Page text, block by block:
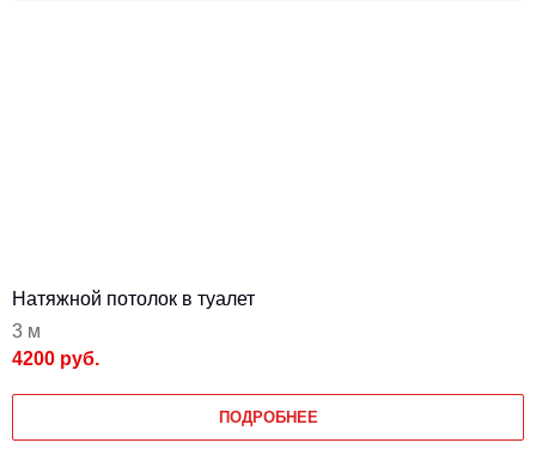
Натяжной потолок в туалет
3 м
4200 руб.
ПОДРОБНЕЕ